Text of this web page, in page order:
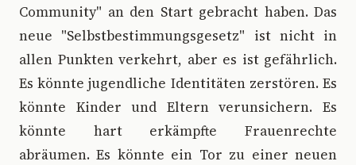
Community" an den Start gebracht haben. Das
neue "Selbstbestimmungsgesetz" ist nicht in
allen Punkten verkehrt, aber es ist gefährlich.
Es könnte jugendliche Identitäten zerstören. Es
könnte Kinder und Eltern verunsichern. Es
könnte hart erkämpfte Frauenrechte
abräumen. Es könnte ein Tor zu einer neuen